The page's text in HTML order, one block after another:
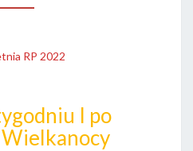
RP 2022
I po